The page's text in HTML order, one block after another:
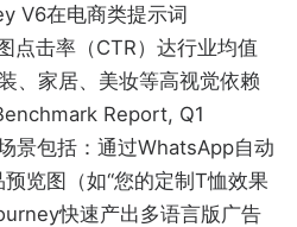
V6在电商类提示词
点击率（CTR）达行业均值
、家居、美妆等高视觉依赖
Report, Q1
景包括：通过WhatsApp自动
览图（如“您的定制T恤效果
快速产出多语言版广告